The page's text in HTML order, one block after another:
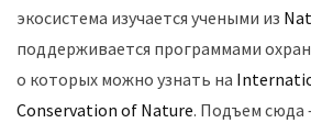
экосистема изучается учеными из
поддерживается программами
о которых можно узнать на
Conservation of Nature. Подъем сюда